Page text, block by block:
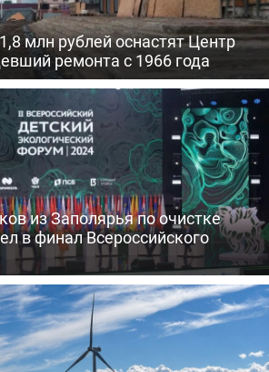
млн рублей оснастят Центр
ремонта с 1966 года
из Заполярья по очистке
в финал Всероссийского